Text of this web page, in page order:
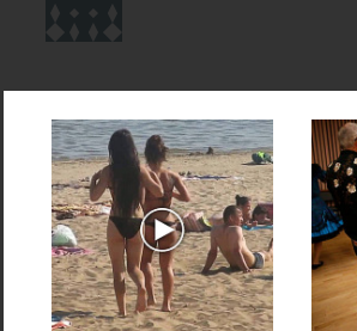
is definitely your friend here.
It’s built into Windows, so its cost
is nothing.
Justxcopy /s c:\source
d:\target
You’d probably want to tweak a